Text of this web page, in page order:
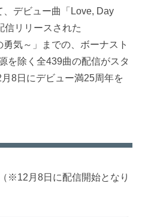
デビュー曲「Love, Day
信リリースされた
勇気～」までの、ボーナスト
を除く全439曲の配信がスタ
8日にデビュー満25周年を
※12月8日に配信開始となり